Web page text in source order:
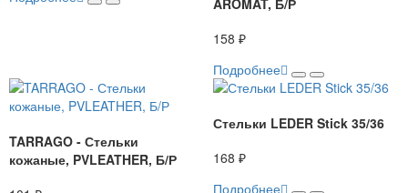
158 ₽
Подробнее
TARRAGO - Стельки
кожаные, PVLEATHER, Б/Р
Стельки LEDER Stick 35/36
168 ₽
Подробнее